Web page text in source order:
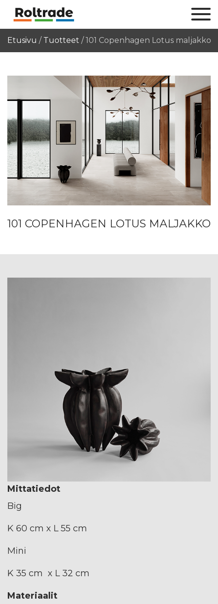
Etusivu / Tuotteet /101 Copenhagen Lotus maljakko
101 COPENHAGEN LOTUS MALJAKKO
Mittatiedot
Big
K 60 cm x L 55 cm
Mini
K 35 cm x L 32 cm
Materiaalit